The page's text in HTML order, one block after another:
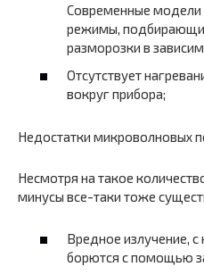
Современные
режимы,
разморозки в
Отсутствует
вокруг прибора;
Недостатки микроволновых
Несмотря на такое
минусы все-таки тоже
Вредное излучение,
борются с помощью